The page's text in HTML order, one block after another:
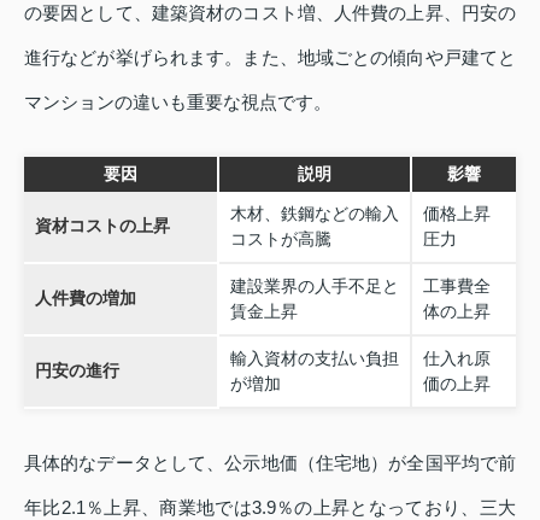
の要因として、建築資材のコスト増、人件費の上昇、円安の
進行などが挙げられます。また、地域ごとの傾向や戸建てと
マンションの違いも重要な視点です。
要因 説明 影響
資材コストの上昇
木材、鉄鋼などの輸入
コストが高騰
価格上昇
圧力
人件費の増加
建設業界の人手不足と
賃金上昇
工事費全
体の上昇
円安の進行
輸入資材の支払い負担
が増加
仕入れ原
価の上昇
具体的なデータとして、公示地価（住宅地）が全国平均で前
年比2.1％上昇、商業地では3.9％の上昇となっており、三大